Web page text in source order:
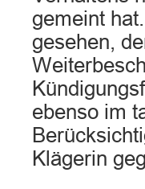
gemeint
gesehen,
ebenso im
Klägerin